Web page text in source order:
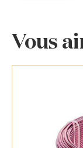
Vous